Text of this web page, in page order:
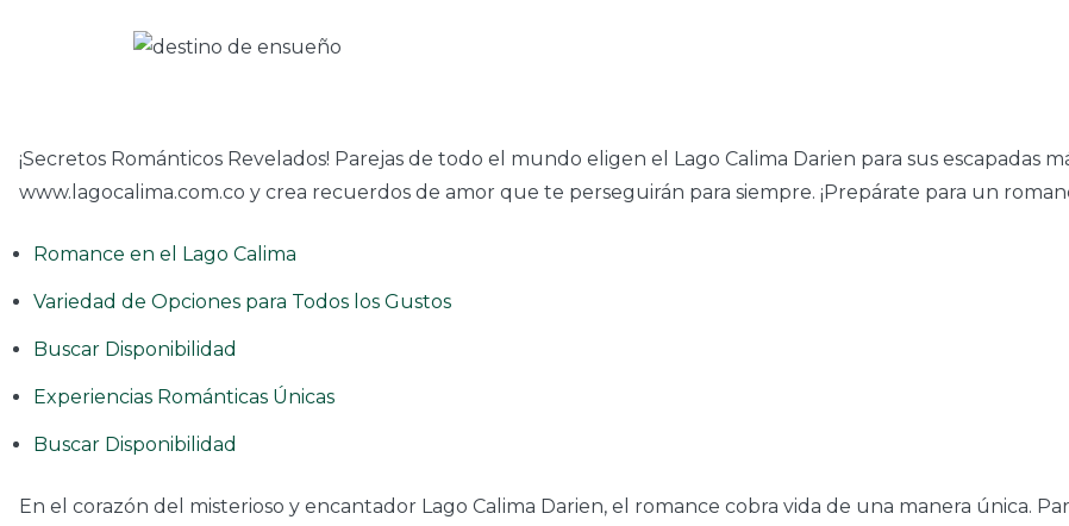
¡Secretos Románticos Revelados! Parejas de todo el mundo eligen el Lago Calima Darien para sus escapadas
www.lagocalima.com.co y crea recuerdos de amor que te perseguirán para siempre. ¡Prepárate para un
Romance en el Lago Calima
Variedad de Opciones para Todos los Gustos
Buscar Disponibilidad
Experiencias Románticas Únicas
Buscar Disponibilidad
En el corazón del misterioso y encantador Lago Calima Darien, el romance cobra vida de una manera única.